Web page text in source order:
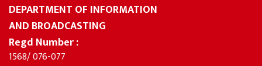
DEPARTMENT OF INFORMATION
AND BROADCASTING
Regd Number :
1568/ 076-077